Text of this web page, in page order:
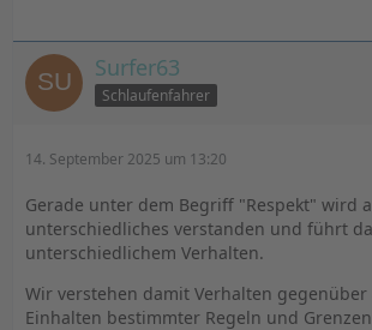
Surfer63
Schlaufenfahrer
14. September 2025 um 13:20
Gerade unter dem Begriff "Respekt" wird
unterschiedliches verstanden und führt
unterschiedlichem Verhalten.
Wir verstehen damit Verhalten
Einhalten bestimmter Regeln und